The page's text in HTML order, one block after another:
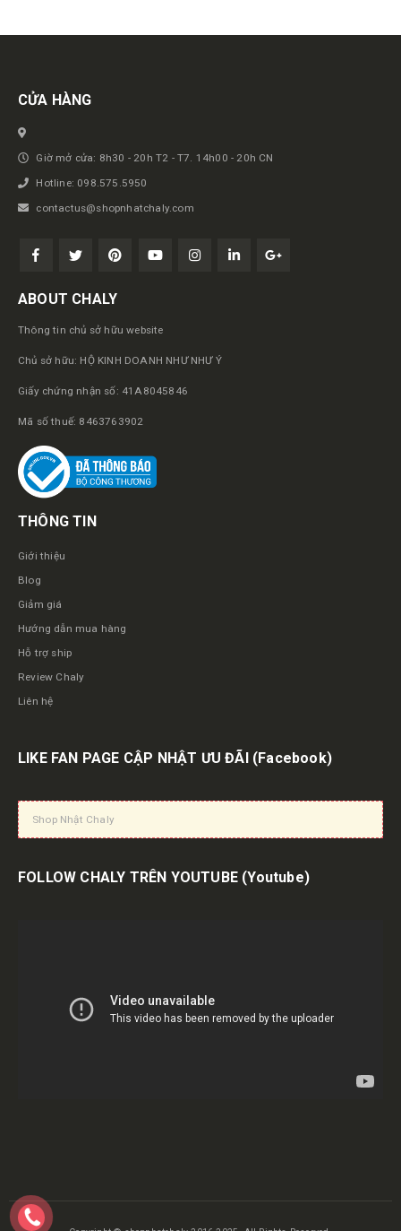
Get in touch
CỬA HÀNG
Giờ mở cửa: 8h30 - 20h T2 - T7. 14h00 - 20h CN
Hotline: 098.575.5950
contactus@shopnhatchaly.com
ABOUT CHALY
Thông tin chủ sở hữu website
Chủ sở hữu: HỘ KINH DOANH NHƯ NHƯ Ý
Giấy chứng nhận số: 41A8045846
Mã số thuế: 8463763902
THÔNG TIN
Giới thiệu
Blog
Giảm giá
Hướng dẫn mua hàng
Hỗ trợ ship
Review Chaly
Liên hệ
LIKE FAN PAGE CẬP NHẬT ƯU ĐÃI (Facebook)
Shop Nhật Chaly
FOLLOW CHALY TRÊN YOUTUBE (Youtube)